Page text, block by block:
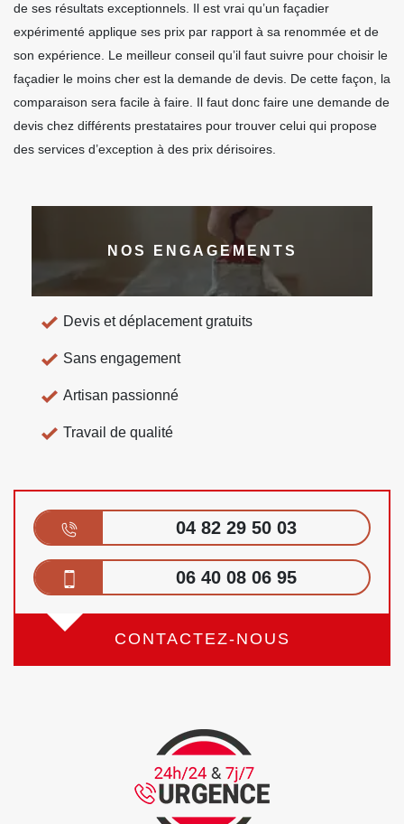
de ses résultats exceptionnels. Il est vrai qu’un façadier
expérimenté applique ses prix par rapport à sa renommée et de
son expérience. Le meilleur conseil qu’il faut suivre pour choisir le
façadier le moins cher est la demande de devis. De cette façon, la
comparaison sera facile à faire. Il faut donc faire une demande de
devis chez différents prestataires pour trouver celui qui propose
des services d’exception à des prix dérisoires.
NOS ENGAGEMENTS
Devis et déplacement gratuits
Sans engagement
Artisan passionné
Travail de qualité
04 82 29 50 03
06 40 08 06 95
CONTACTEZ-NOUS